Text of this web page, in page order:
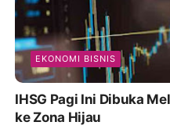
EKONOMI BISNIS
IHSG Pagi Ini Dibuka
ke Zona Hijau